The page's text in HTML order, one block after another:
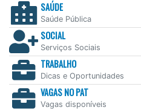
SAÚDE
Saúde Pública
SOCIAL
Serviços Sociais
TRABALHO
Dicas e Oportunidades
VAGAS NO PAT
Vagas disponíveis